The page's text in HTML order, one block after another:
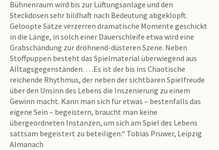
Bühnenraum wird bis zur Lüftungsanlage und den
Steckdosen sehr bildhaft nach Bedeutung abgeklopft.
Geloopte Sätze verzerren dramatische Momente geschickt
in die Länge, in solch einer Dauerschleife etwa wird eine
Grabschändung zur dröhnend-düsteren Szene. Neben
Stoffpuppen besteht das Spielmaterial überwiegend aus
Alltagsgegenständen. …Es ist der bis ins Chaotische
reichende Rhythmus, der neben der sichtbaren Spielfreude
über den Unsinn des Lebens die Inszenierung zu einem
Gewinn macht. Kann man sich für etwas – bestenfalls das
eigene Sein – begeistern, braucht man keine
übergeordneten Instanzen, um sich am Spiel des Lebens
sattsam begeistert zu beteiligen.“ Tobias Pruwer, Leipzig
Almanach